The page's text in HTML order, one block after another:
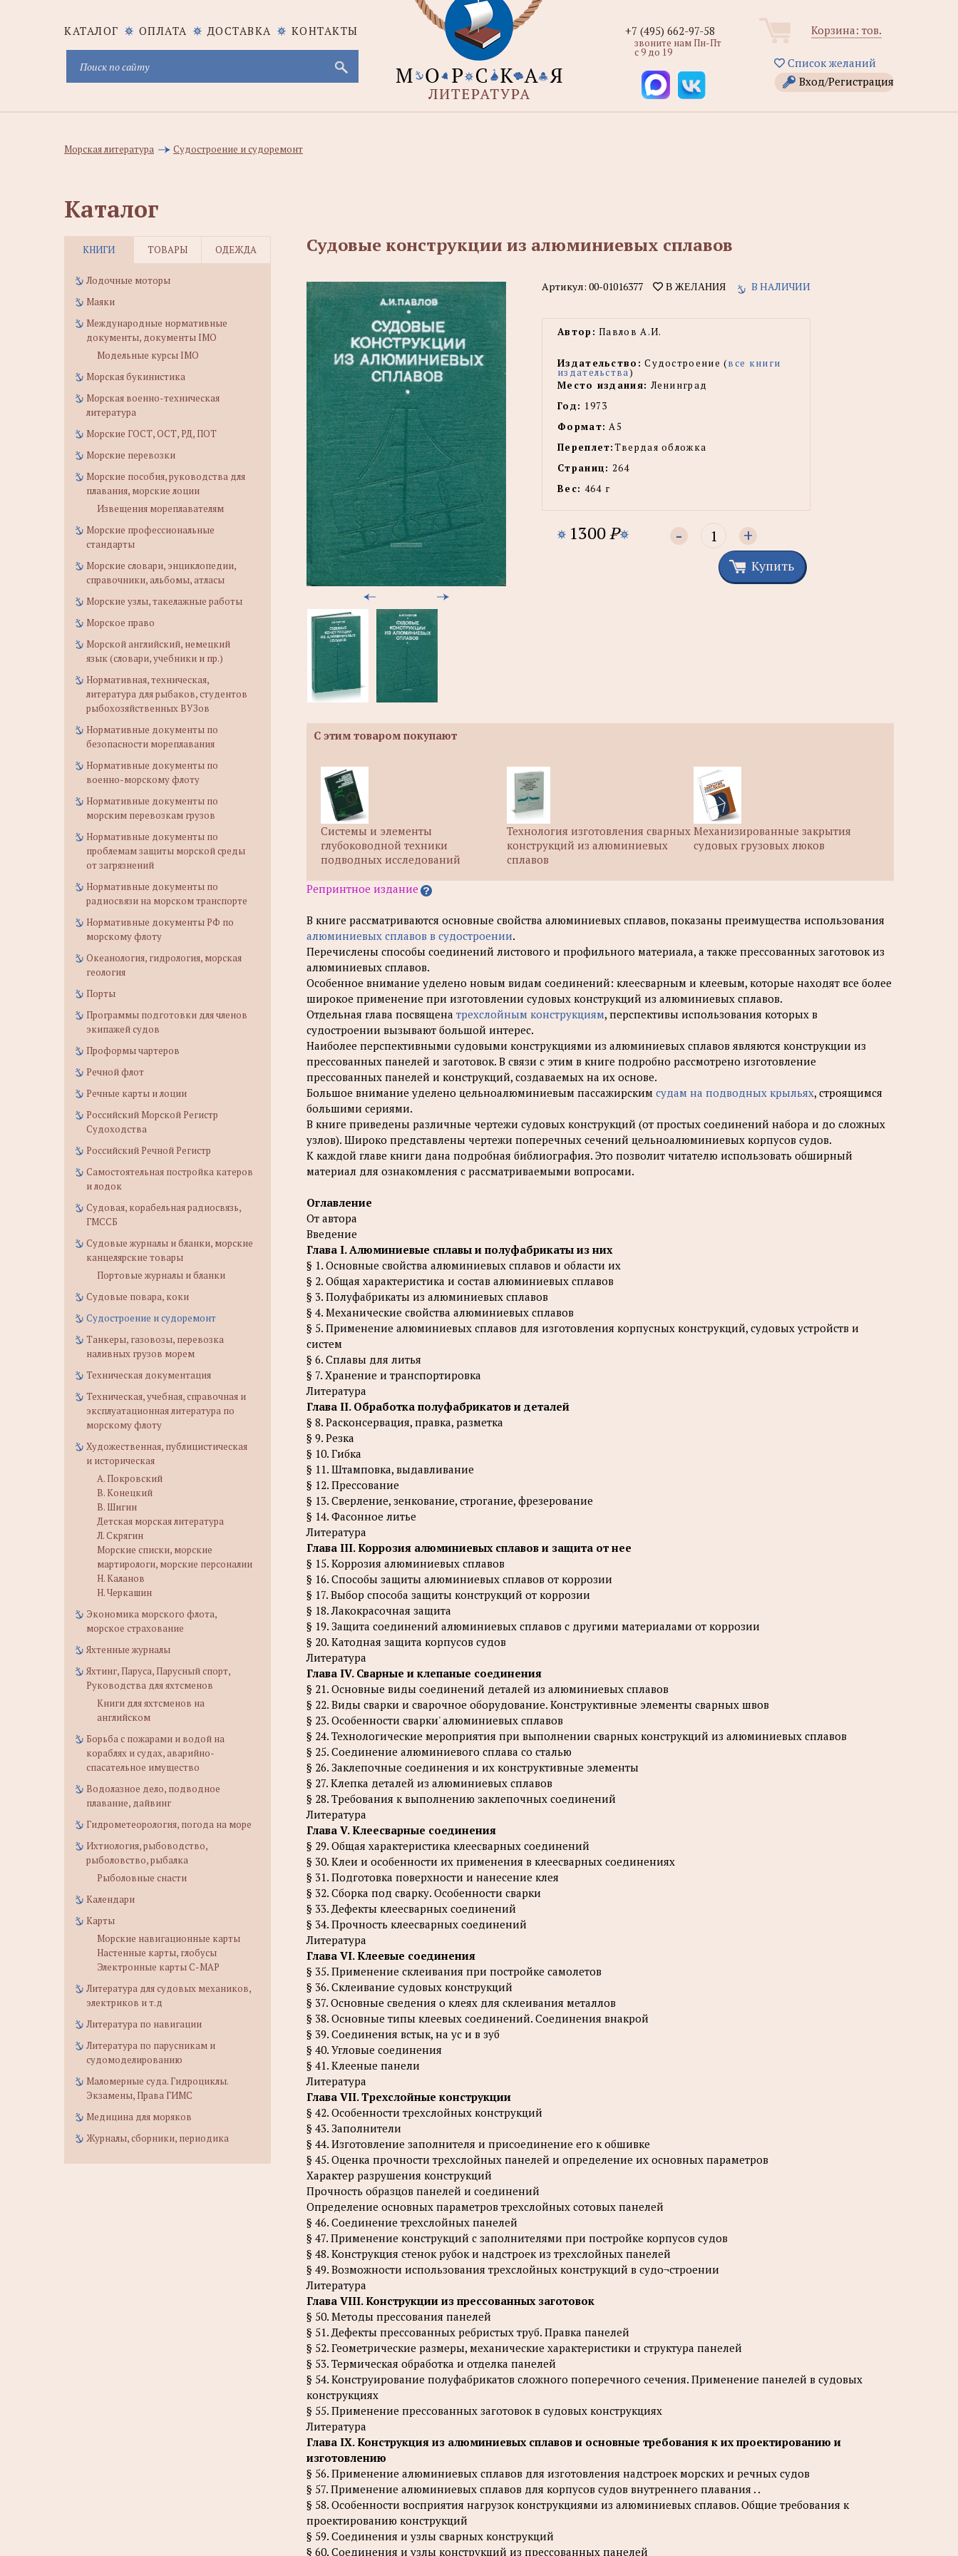
КАТАЛОГ ОПЛАТА ДОСТАВКА КОНТАКТЫ Корзина: тов.
Список желаний
Вход/Регистрация
+7 (495) 662-97-58
звоните нам Пн-Пт
с 9 до 19
Морская литература Судостроение и судоремонт
Каталог
КНИГИ ТОВАРЫ ОДЕЖДА
Лодочные моторы
Маяки
Международные нормативные
документы, документы IMO
Модельные курсы IMO
Морская букинистика
Морская военно-техническая
литература
Морские ГОСТ, ОСТ, РД, ПОТ
Морские перевозки
Морские пособия, руководства для
плавания, морские лоции
Извещения мореплавателям
Морские профессиональные
стандарты
Морские словари, энциклопедии,
справочники, альбомы, атласы
Морские узлы, такелажные работы
Морское право
Морской английский, немецкий
язык (словари, учебники и пр.)
Нормативная, техническая,
литература для рыбаков, студентов
рыбохозяйственных ВУЗов
Нормативные документы по
безопасности мореплавания
Нормативные документы по
военно-морскому флоту
Нормативные документы по
морским перевозкам грузов
Нормативные документы по
проблемам защиты морской среды
от загрязнений
Нормативные документы по
радиосвязи на морском транспорте
Нормативные документы РФ по
морскому флоту
Океанология, гидрология, морская
геология
Порты
Программы подготовки для членов
экипажей судов
Проформы чартеров
Речной флот
Речные карты и лоции
Российский Морской Регистр
Судоходства
Российский Речной Регистр
Самостоятельная постройка катеров
и лодок
Судовая, корабельная радиосвязь,
ГМССБ
Судовые журналы и бланки, морские
канцелярские товары
Портовые журналы и бланки
Судовые повара, коки
Судостроение и судоремонт
Танкеры, газовозы, перевозка
наливных грузов морем
Техническая документация
Техническая, учебная, справочная и
эксплуатационная литература по
морскому флоту
Художественная, публицистическая
и историческая
А. Покровский
В. Конецкий
В. Шигин
Детская морская литература
Л. Скрягин
Морские списки, морские
мартирологи, морские персоналии
Н. Каланов
Н. Черкашин
Экономика морского флота,
морское страхование
Яхтенные журналы
Яхтинг, Паруса, Парусный спорт,
Руководства для яхтсменов
Книги для яхтсменов на
английском
Борьба с пожарами и водой на
кораблях и судах, аварийно-
спасательное имущество
Водолазное дело, подводное
плавание, дайвинг
Гидрометеорология, погода на море
Ихтиология, рыбоводство,
рыболовство, рыбалка
Рыболовные снасти
Календари
Карты
Морские навигационные карты
Настенные карты, глобусы
Электронные карты C-MAP
Литература для судовых механиков,
электриков и т.д
Литература по навигации
Литература по парусникам и
судомоделированию
Маломерные суда. Гидроциклы.
Экзамены, Права ГИМС
Медицина для моряков
Журналы, сборники, периодика
Судовые конструкции из алюминиевых сплавов
Артикул: 00-01016377 В ЖЕЛАНИЯ В НАЛИЧИИ
Автор: Павлов А.И.
Издательство: Судостроение (все книги
издательства)
Место издания: Ленинград
Год: 1973
Формат: А5
Переплет:Твердая обложка
Страниц: 264
Вес: 464 г
1300P - +
Купить
С этим товаром покупают
Системы и элементы
глубоководной техники
подводных исследований
Технология изготовления сварных
конструкций из алюминиевых
сплавов
Механизированные закрытия
судовых грузовых люков
Репринтное издание
В книге рассматриваются основные свойства алюминиевых сплавов, показаны преимущества использования
алюминиевых сплавов в судостроении.
Перечислены способы соединений листового и профильного материала, а также прессованных заготовок из
алюминиевых сплавов.
Особенное внимание уделено новым видам соединений: клеесварным и клеевым, которые находят все более
широкое применение при изготовлении судовых конструкций из алюминиевых сплавов.
Отдельная глава посвящена трехслойным конструкциям, перспективы использования которых в
судостроении вызывают большой интерес.
Наиболее перспективными судовыми конструкциями из алюминиевых сплавов являются конструкции из
прессованных панелей и заготовок. В связи с этим в книге подробно рассмотрено изготовление
прессованных панелей и конструкций, создаваемых на их основе.
Большое внимание уделено цельноалюминиевым пассажирским судам на подводных крыльях, строящимся
большими сериями.
В книге приведены различные чертежи судовых конструкций (от простых соединений набора и до сложных
узлов). Широко представлены чертежи поперечных сечений цельноалюминиевых корпусов судов.
К каждой главе книги дана подробная библиография. Это позволит читателю использовать обширный
материал для ознакомления с рассматриваемыми вопросами.
Оглавление
От автора
Введение
Глава I. Алюминиевые сплавы и полуфабрикаты из них
§ 1. Основные свойства алюминиевых сплавов и области их
§ 2. Общая характеристика и состав алюминиевых сплавов
§ 3. Полуфабрикаты из алюминиевых сплавов
§ 4. Механические свойства алюминиевых сплавов
§ 5. Применение алюминиевых сплавов для изготовления корпусных конструкций, судовых устройств и
систем
§ 6. Сплавы для литья
§ 7. Хранение и транспортировка
Литература
Глава II. Обработка полуфабрикатов и деталей
§ 8. Расконсервация, правка, разметка
§ 9. Резка
§ 10. Гибка
§ 11. Штамповка, выдавливание
§ 12. Прессование
§ 13. Сверление, зенкование, строгание, фрезерование
§ 14. Фасонное литье
Литература
Глава III. Коррозия алюминиевых сплавов и защита от нее
§ 15. Коррозия алюминиевых сплавов
§ 16. Способы защиты алюминиевых сплавов от коррозии
§ 17. Выбор способа защиты конструкций от коррозии
§ 18. Лакокрасочная защита
§ 19. Защита соединений алюминиевых сплавов с другими материалами от коррозии
§ 20. Катодная защита корпусов судов
Литература
Глава IV. Сварные и клепаные соединения
§ 21. Основные виды соединений деталей из алюминиевых сплавов
§ 22. Виды сварки и сварочное оборудование. Конструктивные элементы сварных швов
§ 23. Особенности сварки' алюминиевых сплавов
§ 24. Технологические мероприятия при выполнении сварных конструкций из алюминиевых сплавов
§ 25. Соединение алюминиевого сплава со сталью
§ 26. Заклепочные соединения и их конструктивные элементы
§ 27. Клепка деталей из алюминиевых сплавов
§ 28. Требования к выполнению заклепочных соединений
Литература
Глава V. Клеесварные соединения
§ 29. Общая характеристика клеесварных соединений
§ 30. Клеи и особенности их применения в клеесварных соединениях
§ 31. Подготовка поверхности и нанесение клея
§ 32. Сборка под сварку. Особенности сварки
§ 33. Дефекты клеесварных соединений
§ 34. Прочность клеесварных соединений
Литература
Глава VI. Клеевые соединения
§ 35. Применение склеивания при постройке самолетов
§ 36. Склеивание судовых конструкций
§ 37. Основные сведения о клеях для склеивания металлов
§ 38. Основные типы клеевых соединений. Соединения внакрой
§ 39. Соединения встык, на ус и в зуб
§ 40. Угловые соединения
§ 41. Клееные панели
Литература
Глава VII. Трехслойные конструкции
§ 42. Особенности трехслойных конструкций
§ 43. Заполнители
§ 44. Изготовление заполнителя и присоединение его к обшивке
§ 45. Оценка прочности трехслойных панелей и определение их основных параметров
Характер разрушения конструкций
Прочность образцов панелей и соединений
Определение основных параметров трехслойных сотовых панелей
§ 46. Соединение трехслойных панелей
§ 47. Применение конструкций с заполнителями при постройке корпусов судов
§ 48. Конструкция стенок рубок и надстроек из трехслойных панелей
§ 49. Возможности использования трехслойных конструкций в судо¬строении
Литература
Глава VIII. Конструкции из прессованных заготовок
§ 50. Методы прессования панелей
§ 51. Дефекты прессованных ребристых труб. Правка панелей
§ 52. Геометрические размеры, механические характеристики и структура панелей
§ 53. Термическая обработка и отделка панелей
§ 54. Конструирование полуфабрикатов сложного поперечного сечения. Применение панелей в судовых
конструкциях
§ 55. Применение прессованных заготовок в судовых конструкциях
Литература
Глава IX. Конструкция из алюминиевых сплавов и основные требования к их проектированию и
изготовлению
§ 56. Применение алюминиевых сплавов для изготовления надстроек морских и речных судов
§ 57. Применение алюминиевых сплавов для корпусов судов внутреннего плавания . .
§ 58. Особенности восприятия нагрузок конструкциями из алюминиевых сплавов. Общие требования к
проектированию конструкций
§ 59. Соединения и узлы сварных конструкций
§ 60. Соединения и узлы конструкций из прессованных панелей